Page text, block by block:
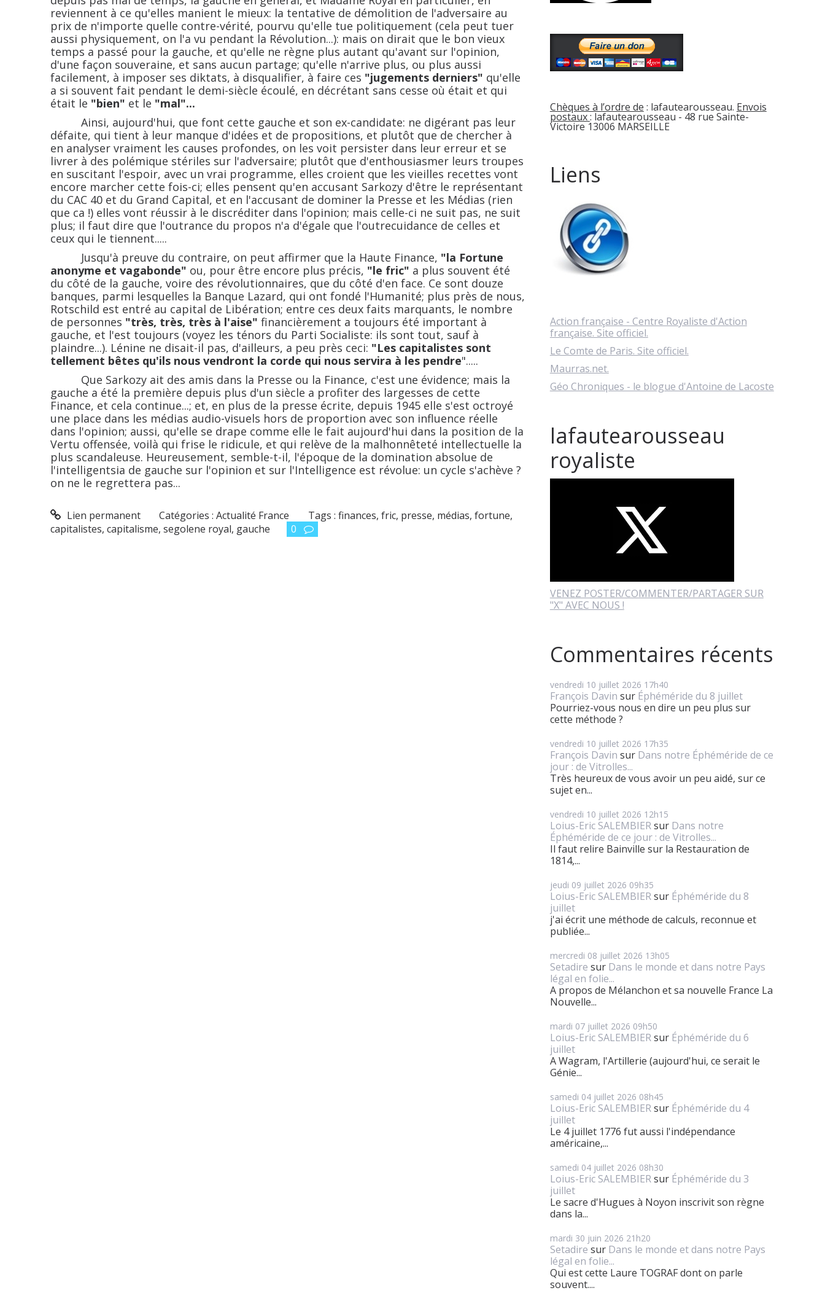
reviennent à ce qu'elles manient le mieux: la tentative de démolition de l'adversaire au
prix de n'importe quelle contre-vérité, pourvu qu'elle tue politiquement (cela peut tuer
aussi physiquement, on l'a vu pendant la Révolution...): mais on dirait que le bon vieux
temps a passé pour la gauche, et qu'elle ne règne plus autant qu'avant sur l'opinion,
d'une façon souveraine, et sans aucun partage; qu'elle n'arrive plus, ou plus aussi
facilement, à imposer ses diktats, à disqualifier, à faire ces "jugements derniers" qu'elle
a si souvent fait pendant le demi-siècle écoulé, en décrétant sans cesse où était et qui
était le "bien" et le "mal"...
Ainsi, aujourd'hui, que font cette gauche et son ex-candidate: ne digérant pas leur
défaite, qui tient à leur manque d'idées et de propositions, et plutôt que de chercher à
en analyser vraiment les causes profondes, on les voit persister dans leur erreur et se
livrer à des polémique stériles sur l'adversaire; plutôt que d'enthousiasmer leurs troupes
en suscitant l'espoir, avec un vrai programme, elles croient que les vieilles recettes vont
encore marcher cette fois-ci; elles pensent qu'en accusant Sarkozy d'être le représentant
du CAC 40 et du Grand Capital, et en l'accusant de dominer la Presse et les Médias (rien
que ca !) elles vont réussir à le discréditer dans l'opinion; mais celle-ci ne suit pas, ne suit
plus; il faut dire que l'outrance du propos n'a d'égale que l'outrecuidance de celles et
ceux qui le tiennent.....
Jusqu'à preuve du contraire, on peut affirmer que la Haute Finance, "la Fortune
anonyme et vagabonde" ou, pour être encore plus précis, "le fric" a plus souvent été
du côté de la gauche, voire des révolutionnaires, que du côté d'en face. Ce sont douze
banques, parmi lesquelles la Banque Lazard, qui ont fondé l'Humanité; plus près de nous,
Rotschild est entré au capital de Libération; entre ces deux faits marquants, le nombre
de personnes "très, très, très à l'aise" financièrement a toujours été important à
gauche, et l'est toujours (voyez les ténors du Parti Socialiste: ils sont tout, sauf à
plaindre...). Lénine ne disait-il pas, d'ailleurs, a peu près ceci: "Les capitalistes sont
tellement bêtes qu'ils nous vendront la corde qui nous servira à les pendre".....
Que Sarkozy ait des amis dans la Presse ou la Finance, c'est une évidence; mais la
gauche a été la première depuis plus d'un siècle a profiter des largesses de cette
Finance, et cela continue...; et, en plus de la presse écrite, depuis 1945 elle s'est octroyé
une place dans les médias audio-visuels hors de proportion avec son influence réelle
dans l'opinion; aussi, qu'elle se drape comme elle le fait aujourd'hui dans la position de la
Vertu offensée, voilà qui frise le ridicule, et qui relève de la malhonnêteté intellectuelle la
plus scandaleuse. Heureusement, semble-t-il, l'époque de la domination absolue de
l'intelligentsia de gauche sur l'opinion et sur l'Intelligence est révolue: un cycle s'achève ?
on ne le regrettera pas...
Lien permanent Catégories :Actualité France Tags :finances,fric, presse, médias,fortune,
capitalistes, capitalisme, segolene royal, gauche 0
Chèques à l’ordre de : lafautearousseau. Envois
postaux: lafautearousseau - 48 rue Sainte-
Victoire 13006 MARSEILLE
Liens
Action française - Centre Royaliste d'Action
française. Site officiel.
Le Comte de Paris. Site officiel.
Maurras.net.
Géo Chroniques - le blogue d'Antoine de Lacoste
lafautearousseau
royaliste
VENEZ POSTER/COMMENTER/PARTAGER SUR
"X" AVEC NOUS !
Commentaires récents
vendredi 10 juillet 2026 17h40
François Davin sur Éphéméride du 8 juillet
Pourriez-vous nous en dire un peu plus sur
cette méthode ?
vendredi 10 juillet 2026 17h35
François Davin sur Dans notre Éphéméride de ce
jour : de Vitrolles...
Très heureux de vous avoir un peu aidé, sur ce
sujet en...
vendredi 10 juillet 2026 12h15
Loius-Eric SALEMBIERsur Dans notre
Éphéméride de ce jour : de Vitrolles...
Il faut relire Bainville sur la Restauration de
1814,...
jeudi 09 juillet 2026 09h35
Loius-Eric SALEMBIERsur Éphéméride du 8
juillet
j'ai écrit une méthode de calculs, reconnue et
publiée...
mercredi 08 juillet 2026 13h05
Setadire sur Dans le monde et dans notre Pays
légal en folie...
A propos de Mélanchon et sa nouvelle France La
Nouvelle...
mardi 07 juillet 2026 09h50
Loius-Eric SALEMBIERsur Éphéméride du 6
juillet
A Wagram, l'Artillerie (aujourd'hui, ce serait le
Génie...
samedi 04 juillet 2026 08h45
Loius-Eric SALEMBIERsur Éphéméride du 4
juillet
Le 4 juillet 1776 fut aussi l'indépendance
américaine,...
samedi 04 juillet 2026 08h30
Loius-Eric SALEMBIERsur Éphéméride du 3
juillet
Le sacre d'Hugues à Noyon inscrivit son règne
dans la...
mardi 30 juin 2026 21h20
Setadire sur Dans le monde et dans notre Pays
légal en folie...
Qui est cette Laure TOGRAF dont on parle
souvent....